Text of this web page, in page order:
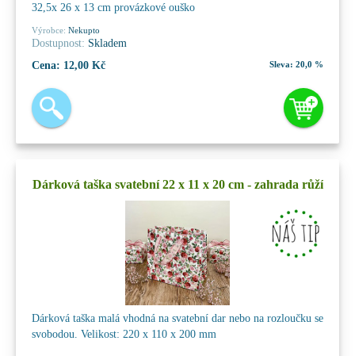
32,5x 26 x 13 cm provázkové ouško
Výrobce: Nekupto
Dostupnost: Skladem
Cena: 12,00 Kč Sleva: 20,0 %
Dárková taška svatební 22 x 11 x 20 cm - zahrada růží
Dárková taška malá vhodná na svatební dar nebo na rozloučku se
svobodou. Velikost: 220 x 110 x 200 mm